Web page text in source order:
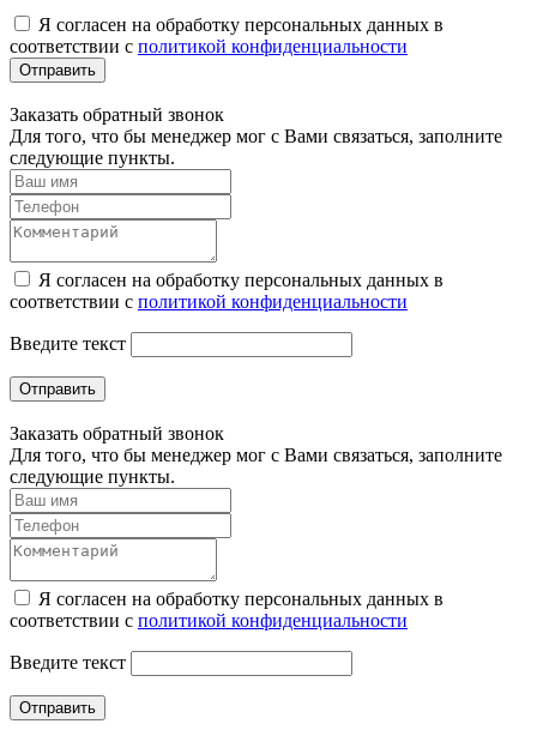
Я согласен на обработку персональных данных в
соответствии с политикой конфиденциальности
Отправить
Заказать обратный звонок
Для того, что бы менеджер мог с Вами связаться, заполните
следующие пункты.
Я согласен на обработку персональных данных в
соответствии с политикой конфиденциальности
Введите текст
Отправить
Заказать обратный звонок
Для того, что бы менеджер мог с Вами связаться, заполните
следующие пункты.
Я согласен на обработку персональных данных в
соответствии с политикой конфиденциальности
Введите текст
Отправить